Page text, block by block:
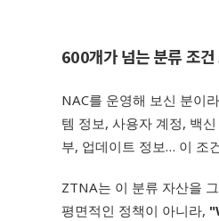
600개가 넘는 분류 조건
NAC를 운영해 보신 분이
템 정보, 사용자 계정, 백
부, 업데이트 정보… 이 조
ZTNA는 이 분류 자산을
평면적인 정책이 아니라,